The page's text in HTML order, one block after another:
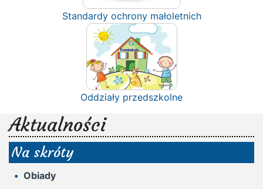
Standardy ochrony małoletnich
Oddziały przedszkolne
Aktualności
Na skróty
Obiady